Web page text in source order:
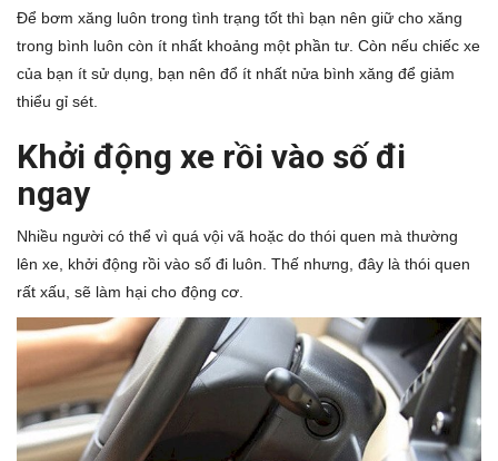
Để bơm xăng luôn trong tình trạng tốt thì bạn nên giữ cho xăng
trong bình luôn còn ít nhất khoảng một phần tư. Còn nếu chiếc xe
của bạn ít sử dụng, bạn nên đổ ít nhất nửa bình xăng để giảm
thiểu gỉ sét.
Khởi động xe rồi vào số đi
ngay
Nhiều người có thể vì quá vội vã hoặc do thói quen mà thường
lên xe, khởi động rồi vào số đi luôn. Thế nhưng, đây là thói quen
rất xấu, sẽ làm hại cho động cơ.